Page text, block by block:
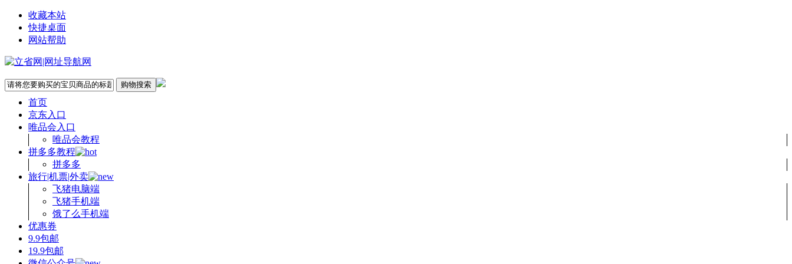
收藏本站
快捷桌面
网站帮助
首页
京东入口
唯品会入口
唯品会教程
拼多多教程
拼多多
旅行|机票|外卖
飞猪电脑端
飞猪手机端
饿了么手机端
优惠券
9.9包邮
19.9包邮